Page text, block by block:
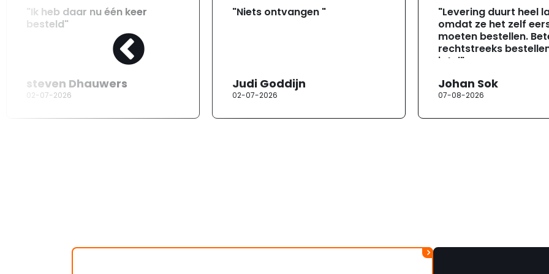
"Ik heb daar nu één keer
besteld"
steven Dhauwers
02-07-2026
"Niets ontvangen "
Judi Goddijn
02-07-2026
"Levering duurt heel
omdat ze het zelf
moeten bestellen.
rechtstreeks
jotul"
Johan Sok
07-08-2026